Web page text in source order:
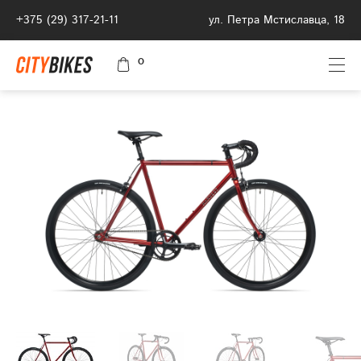
+375 (29) 317-21-11 ул. Петра Мстиславца, 18
0